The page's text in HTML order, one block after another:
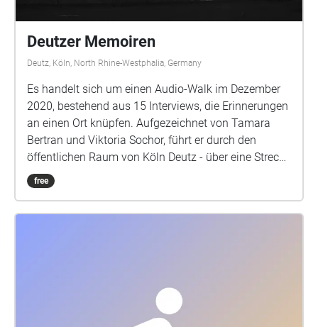
Deutzer Memoiren
Deutz, Köln, North Rhine-Westphalia, Germany
Es handelt sich um einen Audio-Walk im Dezember
2020, bestehend aus 15 Interviews, die Erinnerungen
an einen Ort knüpfen. Aufgezeichnet von Tamara
Bertran und Viktoria Sochor, führt er durch den
öffentlichen Raum von Köln Deutz - über eine Strecke
von ca. 2,3km und einer Dauer von ca.45 min.
Startpunkt ist der Haupteingang des Deutzer
free